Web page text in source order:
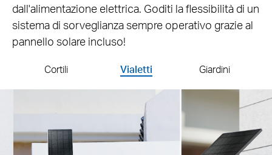
dall'alimentazione elettrica. Goditi la flessibilità di un
sistema di sorveglianza sempre operativo grazie al
pannello solare incluso!
Cortili Vialetti Giardini